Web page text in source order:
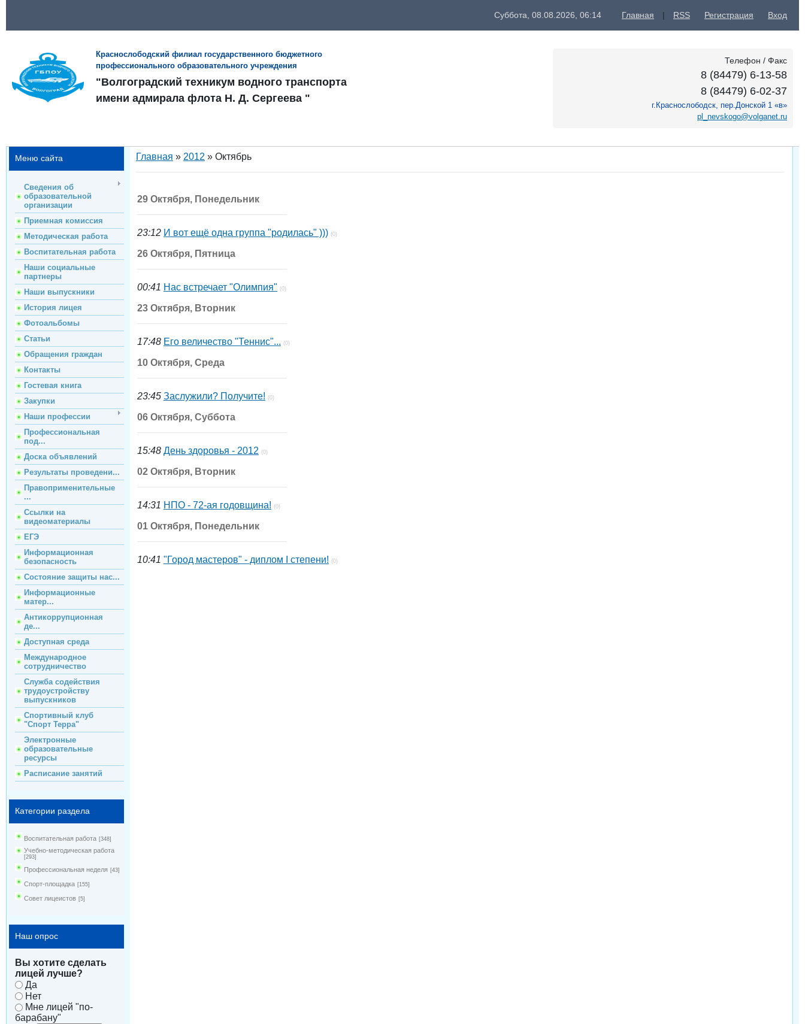
Суббота, 08.08.2026, 06:14 Главная | RSS Регистрация Вход
Краснослободский филиал государственного бюджетного
профессионального образовательного учреждения
"Волгоградский техникум водного транспорта
имени адмирала флота Н. Д. Сергеева "
Телефон / Факс
8 (84479) 6-13-58
8 (84479) 6-02-37
г.Краснослободск, пер.Донской 1 «в»
pl_nevskogo@volganet.ru
Меню сайта
Сведения об
образовательной
организации
Приемная комиссия
Методическая работа
Воспитательная работа
Наши социальные
партнеры
Наши выпускники
История лицея
Фотоальбомы
Статьи
Обращения граждан
Контакты
Гостевая книга
Закупки
Наши профессии
Профессиональная
под...
Доска объявлений
Результаты проведени...
Правоприменительные
...
Ссылки на
видеоматериалы
ЕГЭ
Информационная
безопасность
Состояние защиты нас...
Информационные
матер...
Антикоррупционная
де...
Доступная среда
Международное
сотрудничество
Служба содействия
трудоустройству
выпускников
Спортивный клуб
"Спорт Терра"
Электронные
образовательные
ресурсы
Расписание занятий
Категории раздела
Воспитательная работа [348]
Учебно-методическая работа
[293]
Профессиональная неделя [43]
Спорт-площадка [155]
Совет лицеистов [5]
Наш опрос
Вы хотите сделать
лицей лучше?
Да
Нет
Мне лицей "по-
барабану"
Главная » 2012 » Октябрь
29 Октября, Понедельник
23:12 И вот ещё одна группа "родилась" ))) (0)
26 Октября, Пятница
00:41 Нас встречает "Олимпия" (0)
23 Октября, Вторник
17:48 Его величество "Теннис"... (0)
10 Октября, Среда
23:45 Заслужили? Получите! (0)
06 Октября, Суббота
15:48 День здоровья - 2012 (0)
02 Октября, Вторник
14:31 НПО - 72-ая годовщина! (0)
01 Октября, Понедельник
10:41 "Город мастеров" - диплом I степени! (0)